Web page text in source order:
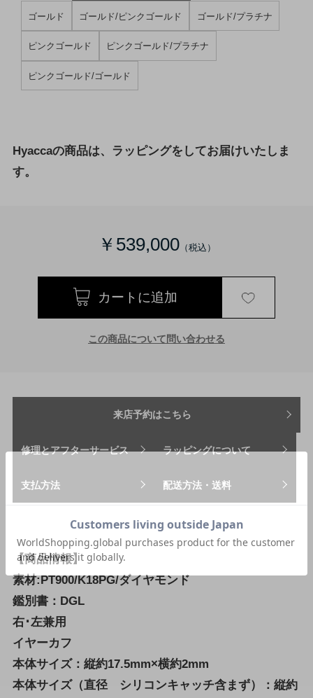
ゴールド ゴールド/ピンクゴールド ゴールド/プラチナ
ピンクゴールド ピンクゴールド/プラチナ
ピンクゴールド/ゴールド
Hyaccaの商品は、ラッピングをしてお届けいたしま
す。
￥539,000
この商品について問い合わせる
来店予約はこちら
修理とアフターサービス ラッピングについて
支払方法 配送方法・送料
【商品情報】
素材:PT900/K18PG/ダイヤモンド
鑑別書：DGL
右･左兼用
イヤーカフ
本体サイズ：縦約17.5mm×横約2mm
本体サイズ（直径 シリコンキャッチ含まず）：縦約